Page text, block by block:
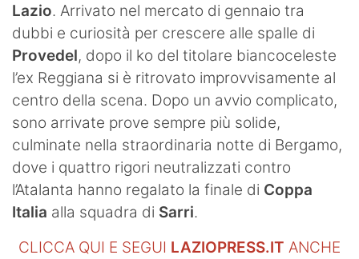
Lazio. Arrivato nel mercato di gennaio tra
dubbi e curiosità per crescere alle spalle di
Provedel, dopo il ko del titolare biancoceleste
l’ex Reggiana si è ritrovato improvvisamente al
centro della scena. Dopo un avvio complicato,
sono arrivate prove sempre più solide,
culminate nella straordinaria notte di Bergamo,
dove i quattro rigori neutralizzati contro
l’Atalanta hanno regalato la finale di Coppa
Italia alla squadra di Sarri.
CLICCA QUI E SEGUI LAZIOPRESS.IT ANCHE